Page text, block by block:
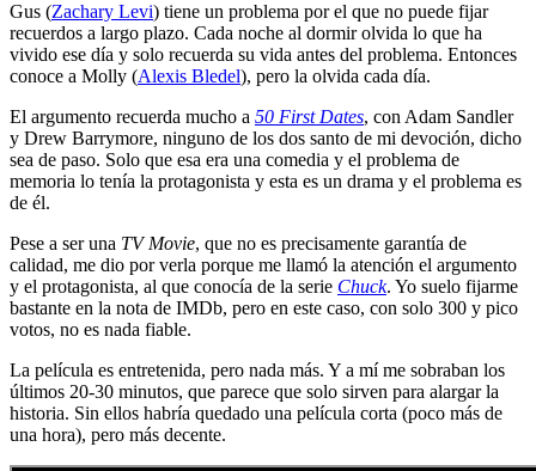
Gus (Zachary Levi) tiene un problema por el que no puede fijar
recuerdos a largo plazo. Cada noche al dormir olvida lo que ha
vivido ese día y solo recuerda su vida antes del problema. Entonces
conoce a Molly (Alexis Bledel), pero la olvida cada día.
El argumento recuerda mucho a 50 First Dates, con Adam Sandler
y Drew Barrymore, ninguno de los dos santo de mi devoción, dicho
sea de paso. Solo que esa era una comedia y el problema de
memoria lo tenía la protagonista y esta es un drama y el problema es
de él.
Pese a ser una TV Movie, que no es precisamente garantía de
calidad, me dio por verla porque me llamó la atención el argumento
y el protagonista, al que conocía de la serie Chuck. Yo suelo fijarme
bastante en la nota de IMDb, pero en este caso, con solo 300 y pico
votos, no es nada fiable.
La película es entretenida, pero nada más. Y a mí me sobraban los
últimos 20-30 minutos, que parece que solo sirven para alargar la
historia. Sin ellos habría quedado una película corta (poco más de
una hora), pero más decente.